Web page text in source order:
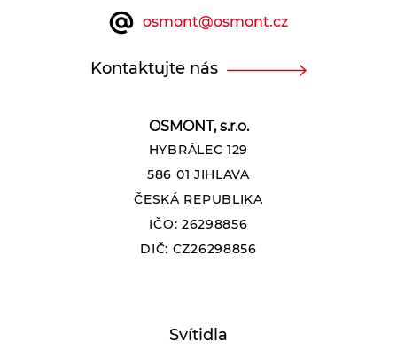
OSMONT, s.r.o.
HYBRÁLEC 129
586 01 JIHLAVA
ČESKÁ REPUBLIKA
IČO: 26298856
DIČ: CZ26298856
Svítidla
osmont@osmont.cz
Kontaktujte nás